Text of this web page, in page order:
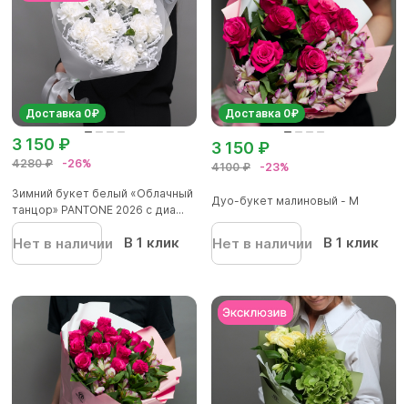
Доставка 0₽
4280 ₽ -26%
3 150 ₽
Зимний букет белый «Облачный
танцор» PANTONE 2026 с диа...
Нет в наличии В 1 клик
Доставка 0₽
4100 ₽ -23%
3 150 ₽
Дуо-букет малиновый - М
Нет в наличии В 1 клик